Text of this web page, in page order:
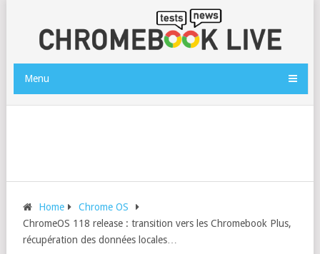
Menu
Home
Chrome OS
ChromeOS 118 release : transition vers les Chromebook Plus,
récupération des données locales…